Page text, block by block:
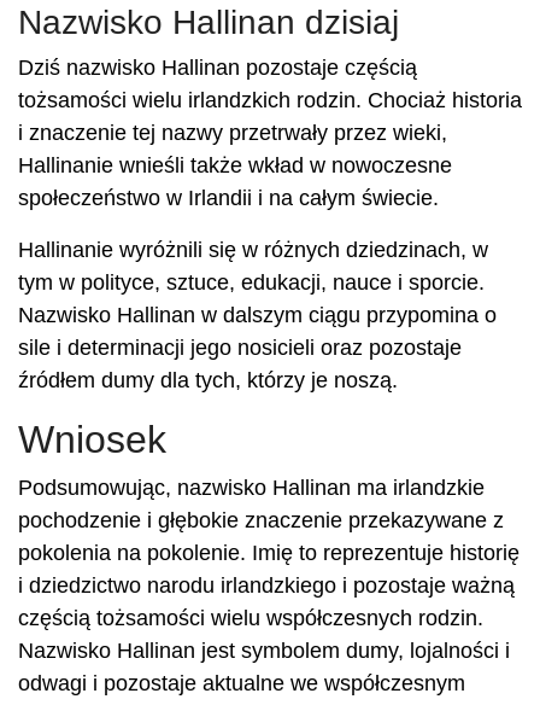
Nazwisko Hallinan dzisiaj
Dziś nazwisko Hallinan pozostaje częścią
tożsamości wielu irlandzkich rodzin. Chociaż historia
i znaczenie tej nazwy przetrwały przez wieki,
Hallinanie wnieśli także wkład w nowoczesne
społeczeństwo w Irlandii i na całym świecie.
Hallinanie wyróżnili się w różnych dziedzinach, w
tym w polityce, sztuce, edukacji, nauce i sporcie.
Nazwisko Hallinan w dalszym ciągu przypomina o
sile i determinacji jego nosicieli oraz pozostaje
źródłem dumy dla tych, którzy je noszą.
Wniosek
Podsumowując, nazwisko Hallinan ma irlandzkie
pochodzenie i głębokie znaczenie przekazywane z
pokolenia na pokolenie. Imię to reprezentuje historię
i dziedzictwo narodu irlandzkiego i pozostaje ważną
częścią tożsamości wielu współczesnych rodzin.
Nazwisko Hallinan jest symbolem dumy, lojalności i
odwagi i pozostaje aktualne we współczesnym